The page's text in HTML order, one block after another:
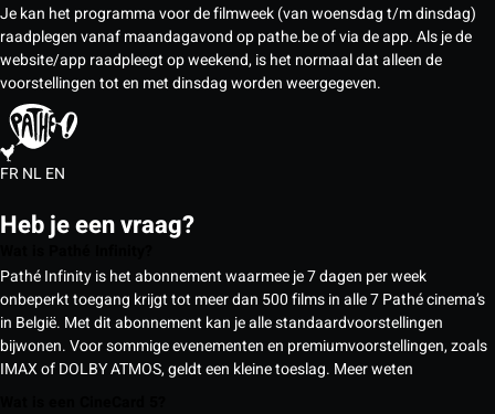
Je kan het programma voor de filmweek (van woensdag t/m dinsdag)
raadplegen vanaf maandagavond op pathe.be of via de app. Als je de
website/app raadpleegt op weekend, is het normaal dat alleen de
voorstellingen tot en met dinsdag worden weergegeven.
FRNLEN
Heb je een vraag?
Pathé Infinity is het abonnement waarmee je 7 dagen per week
onbeperkt toegang krijgt tot meer dan 500 films in alle 7 Pathé cinema’s
in België. Met dit abonnement kan je alle standaardvoorstellingen
bijwonen. Voor sommige evenementen en premiumvoorstellingen, zoals
IMAX of DOLBY ATMOS, geldt een kleine toeslag. Meer weten